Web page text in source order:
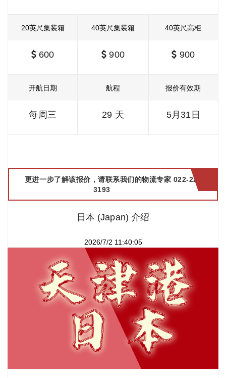
20英尺集装箱
600
40英尺集装箱
900
40英尺高柜
900
开航日期
每周三
航程
29 天
报价有效期
5月31日
更进一步了解该报价，请联系我们的物流专家 022-2299
3193
日本 (Japan) 介绍
2026/7/2 11:40:05